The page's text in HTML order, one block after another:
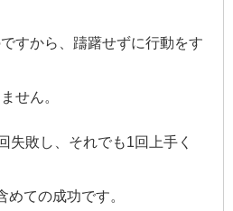
すから、躊躇せずに行動をす
せん。
失敗し、それでも1回上手く
めての成功です。